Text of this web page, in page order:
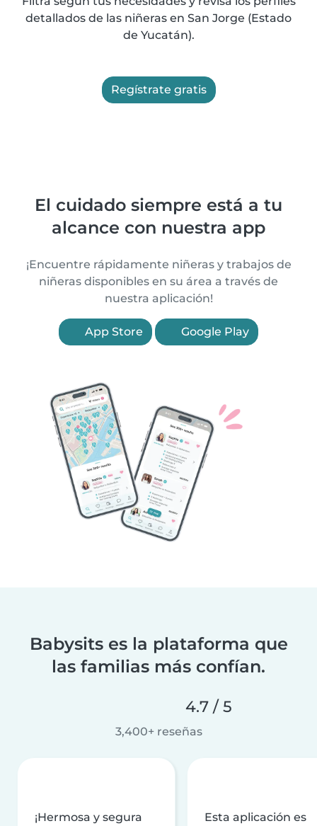
detallados de las niñeras en San Jorge (Estado
de Yucatán).
Regístrate gratis
El cuidado siempre está a tu
alcance con nuestra app
¡Encuentre rápidamente niñeras y trabajos de
niñeras disponibles en su área a través de
nuestra aplicación!
App Store Google Play
Babysits es la plataforma que
las familias más confían.
4.7 / 5
3,400+ reseñas
¡Hermosa y segura
Esta aplicación es